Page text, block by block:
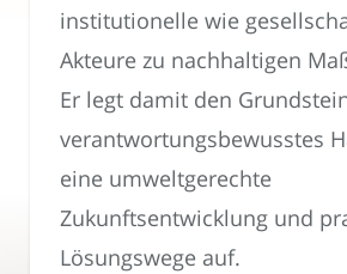
institutionelle wie
Akteure zu nachhaltigen
Er legt damit den
verantwortungsbewusstes
eine umweltgerechte
Zukunftsentwicklung und
Lösungswege auf.